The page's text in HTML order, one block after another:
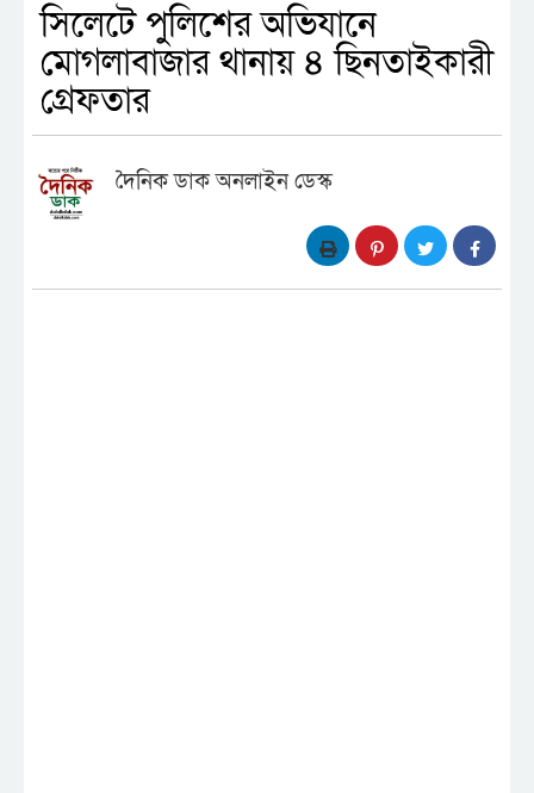
সিলেটে পুলিশের অভিযানে
মোগলাবাজার থানায় ৪ ছিনতাইকারী
গ্রেফতার
দৈনিক ডাক অনলাইন ডেস্ক